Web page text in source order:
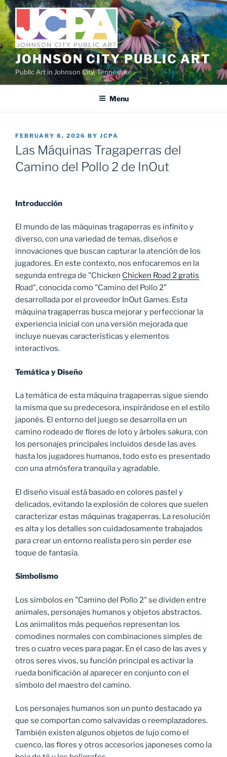
Skip
to
content
JOHNSON CITY PUBLIC ART
Public Art in Johnson City, Tennessee
Menu
POSTED
ON
FEBRUARY 8, 2026 BY JCPA
Las Máquinas Tragaperras del
Camino del Pollo 2 de InOut
Introducción
El mundo de las máquinas tragaperras es infinito y
diverso, con una variedad de temas, diseños e
innovaciones que buscan capturar la atención de los
jugadores. En este contexto, nos enfocaremos en la
segunda entrega de "Chicken Chicken Road 2 gratis
Road", conocida como "Camino del Pollo 2"
desarrollada por el proveedor InOut Games. Esta
máquina tragaperras busca mejorar y perfeccionar la
experiencia inicial con una versión mejorada que
incluye nuevas características y elementos
interactivos.
Temática y Diseño
La temática de esta máquina tragaperras sigue siendo
la misma que su predecesora, inspirándose en el estilo
japonés. El entorno del juego se desarrolla en un
camino rodeado de flores de loto y árboles sakura, con
los personajes principales incluidos desde las aves
hasta los jugadores humanos, todo esto es presentado
con una atmósfera tranquila y agradable.
El diseño visual está basado en colores pastel y
delicados, evitando la explosión de colores que suelen
caracterizar estas máquinas tragaperras. La resolución
es alta y los detalles son cuidadosamente trabajados
para crear un entorno realista pero sin perder ese
toque de fantasía.
Simbolismo
Los símbolos en "Camino del Pollo 2" se dividen entre
animales, personajes humanos y objetos abstractos.
Los animalitos más pequeños representan los
comodines normales con combinaciones simples de
tres o cuatro veces para pagar. En el caso de las aves y
otros seres vivos, su función principal es activar la
rueda bonificación al aparecer en conjunto con el
símbolo del maestro del camino.
Los personajes humanos son un punto destacado ya
que se comportan como salvavidas o reemplazadores.
También existen algunos objetos de lujo como el
cuenco, las flores y otros accesorios japoneses como la